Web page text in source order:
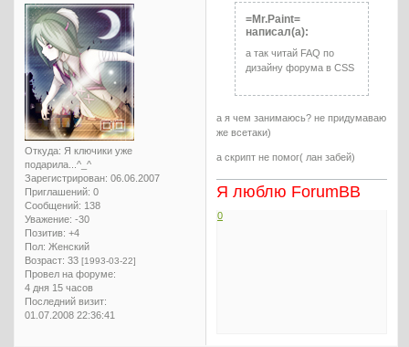
Откуда: Я ключики уже
подарила...^_^
Зарегистрирован: 06.06.2007
Приглашений: 0
Сообщений: 138
Уважение: -30
Позитив: +4
Пол: Женский
Возраст: 33 [1993-03-22]
Провел на форуме:
4 дня 15 часов
Последний визит:
01.07.2008 22:36:41
=Mr.Paint=
написал(а):
а так читай FAQ по
дизайну форума в CSS
а я чем занимаюсь? не придумаваю
же всетаки)
а скрипт не помог( лан забей)
Я люблю ForumBB
0